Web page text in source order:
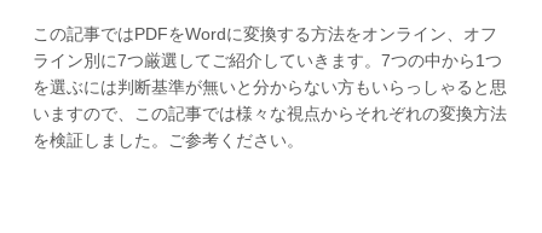
この記事ではPDFをWordに変換する方法をオンライン、オフ
ライン別に7つ厳選してご紹介していきます。7つの中から1つ
を選ぶには判断基準が無いと分からない方もいらっしゃると思
いますので、この記事では様々な視点からそれぞれの変換方法
を検証しました。ご参考ください。